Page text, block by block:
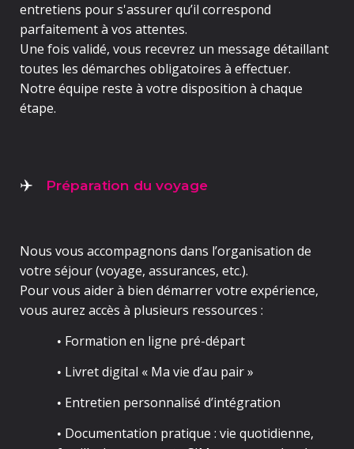
entretiens pour s'assurer qu’il correspond
parfaitement à vos attentes.
Une fois validé, vous recevrez un message détaillant
toutes les démarches obligatoires à effectuer.
Notre équipe reste à votre disposition à chaque
étape.
✈️ Préparation du voyage
Nous vous accompagnons dans l’organisation de
votre séjour(voyage, assurances, etc.).
Pour vous aider à bien démarrer votre expérience,
vous aurez accès à plusieurs ressources :
• Formation en ligne pré-départ
• Livret digital « Ma vie d’au pair»
• Entretien personnalisé d’intégration
• Documentation pratique : vie quotidienne,